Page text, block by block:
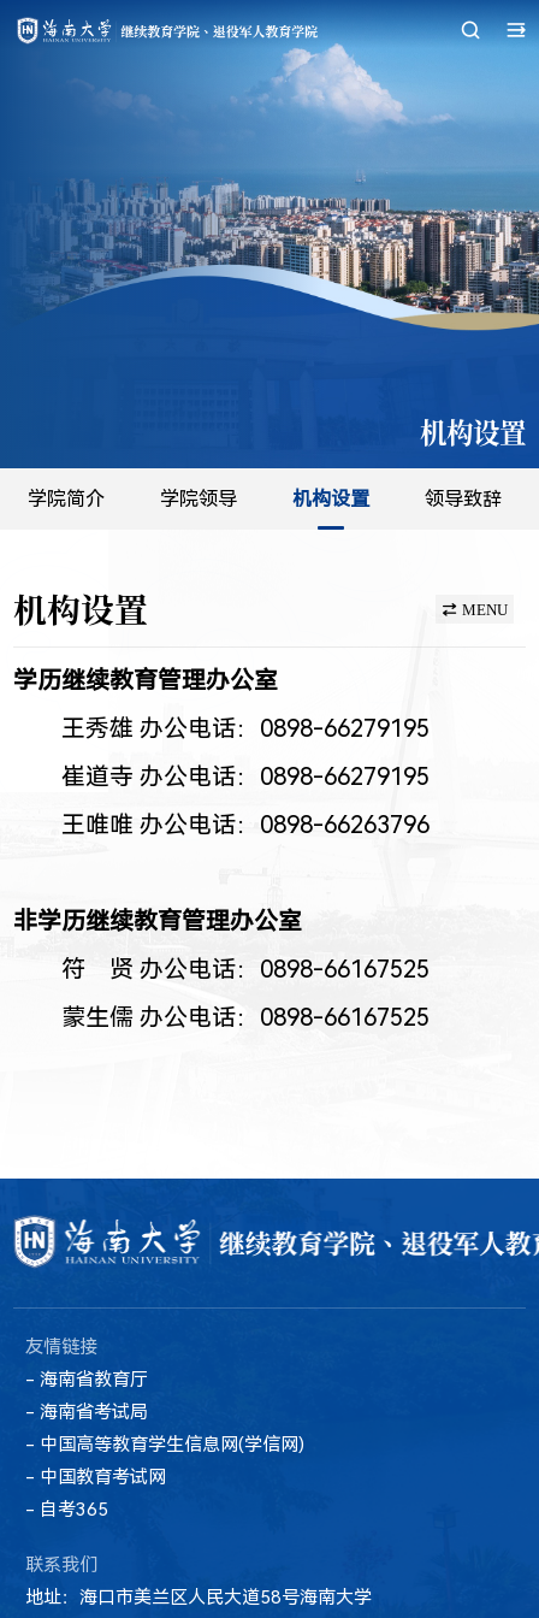
机构设置
学院简介 学院领导 机构设置 领导致辞
机构设置 MENU
学历继续教育管理办公室
王秀雄 办公电话：0898-66279195
崔道寺 办公电话：0898-66279195
王唯唯 办公电话：0898-66263796
非学历继续教育管理办公室
符 贤 办公电话：0898-66167525
蒙生儒 办公电话：0898-66167525
友情链接
- 海南省教育厅
- 海南省考试局
- 中国高等教育学生信息网(学信网)
- 中国教育考试网
- 自考365
联系我们
地址：海口市美兰区人民大道58号海南大学